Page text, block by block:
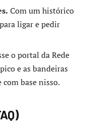
Com um histórico
ligar e pedir
o portal da Rede
e as bandeiras
com base nisso.